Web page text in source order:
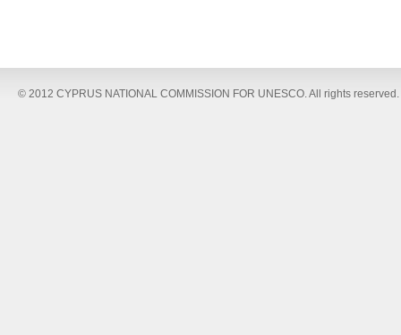
© 2012 CYPRUS NATIONAL COMMISSION FOR UNESCO. All rights reserved.